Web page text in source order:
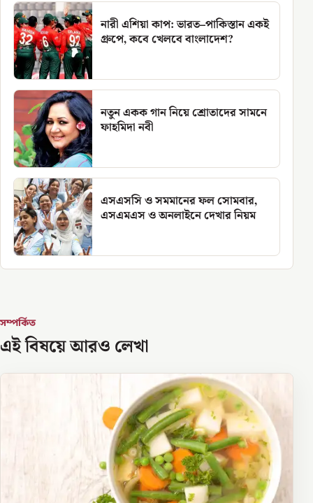
নারী এশিয়া কাপ: ভারত–পাকিস্তান একই
গ্রুপে, কবে খেলবে বাংলাদেশ?
নতুন একক গান নিয়ে শ্রোতাদের সামনে
ফাহমিদা নবী
এসএসসি ও সমমানের ফল সোমবার,
এসএমএস ও অনলাইনে দেখার নিয়ম
সম্পর্কিত
এই বিষয়ে আরও লেখা